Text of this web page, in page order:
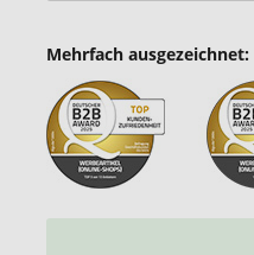
Mehrfach ausgezeichnet: